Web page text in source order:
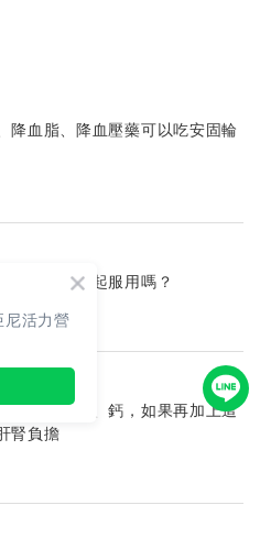
降血脂、降血壓藥可以吃安固輪
衝突唷！
保健食品都與中西藥品間隔1~2
用Line@諮詢，較能立即回覆您
www.iyanni.com/54zl
001-380
珠粉膠囊一起服用嗎？
您聯繫，安固輪可以和珍珠粉一
及膠原蛋白、鈣，如果再加上這
腎負擔
隔1~2小時再吃，跟其他保健品
活力營